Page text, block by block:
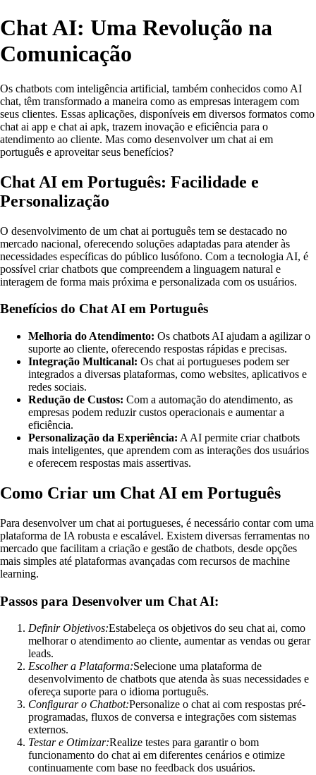
Chat AI: Uma Revolução na
Comunicação
Os chatbots com inteligência artificial, também conhecidos como AI
chat, têm transformado a maneira como as empresas interagem com
seus clientes. Essas aplicações, disponíveis em diversos formatos como
chat ai app e chat ai apk, trazem inovação e eficiência para o
atendimento ao cliente. Mas como desenvolver um chat ai em
português e aproveitar seus benefícios?
Chat AI em Português: Facilidade e
Personalização
O desenvolvimento de um chat ai português tem se destacado no
mercado nacional, oferecendo soluções adaptadas para atender às
necessidades específicas do público lusófono. Com a tecnologia AI, é
possível criar chatbots que compreendem a linguagem natural e
interagem de forma mais próxima e personalizada com os usuários.
Benefícios do Chat AI em Português
Melhoria do Atendimento: Os chatbots AI ajudam a agilizar o
suporte ao cliente, oferecendo respostas rápidas e precisas.
Integração Multicanal: Os chat ai portugueses podem ser
integrados a diversas plataformas, como websites, aplicativos e
redes sociais.
Redução de Custos: Com a automação do atendimento, as
empresas podem reduzir custos operacionais e aumentar a
eficiência.
Personalização da Experiência: A AI permite criar chatbots
mais inteligentes, que aprendem com as interações dos usuários
e oferecem respostas mais assertivas.
Como Criar um Chat AI em Português
Para desenvolver um chat ai portugueses, é necessário contar com uma
plataforma de IA robusta e escalável. Existem diversas ferramentas no
mercado que facilitam a criação e gestão de chatbots, desde opções
mais simples até plataformas avançadas com recursos de machine
learning.
Passos para Desenvolver um Chat AI:
Definir Objetivos:Estabeleça os objetivos do seu chat ai, como
melhorar o atendimento ao cliente, aumentar as vendas ou gerar
leads.
Escolher a Plataforma:Selecione uma plataforma de
desenvolvimento de chatbots que atenda às suas necessidades e
ofereça suporte para o idioma português.
Configurar o Chatbot:Personalize o chat ai com respostas pré-
programadas, fluxos de conversa e integrações com sistemas
externos.
Testar e Otimizar:Realize testes para garantir o bom
funcionamento do chat ai em diferentes cenários e otimize
continuamente com base no feedback dos usuários.